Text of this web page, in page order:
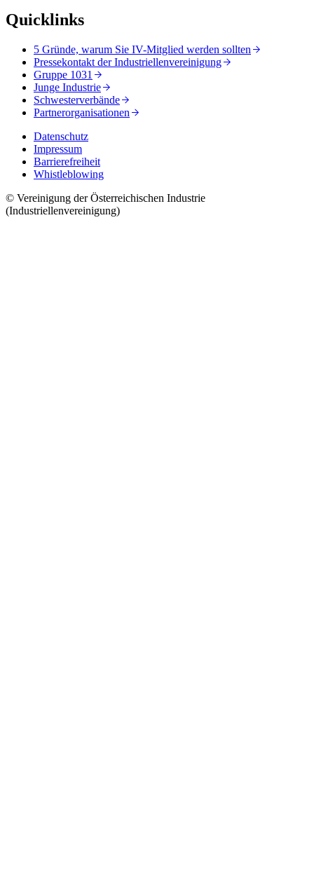
Quicklinks
5 Gründe, warum Sie IV-Mitglied werden sollten
Pressekontakt der Industriellenvereinigung
Gruppe 1031
Junge Industrie
Schwesterverbände
Partnerorganisationen
Datenschutz
Impressum
Barrierefreiheit
Whistleblowing
© Vereinigung der Österreichischen Industrie
(Industriellenvereinigung)